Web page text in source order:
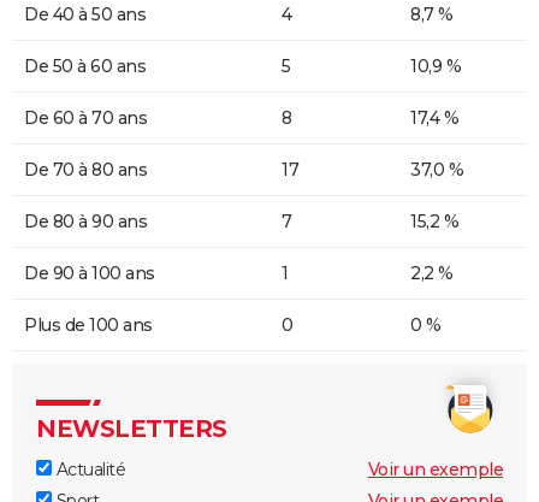
De 40 à 50 ans 4 8,7 %
De 50 à 60 ans 5 10,9 %
De 60 à 70 ans 8 17,4 %
De 70 à 80 ans 17 37,0 %
De 80 à 90 ans 7 15,2 %
De 90 à 100 ans 1 2,2 %
Plus de 100 ans 0 0 %
NEWSLETTERS
Actualité
Voir un exemple